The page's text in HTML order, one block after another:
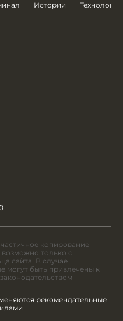
Истории Технологии
копирование
возможно только с
сайта. В случае
могут быть привлечены к
рекомендательные